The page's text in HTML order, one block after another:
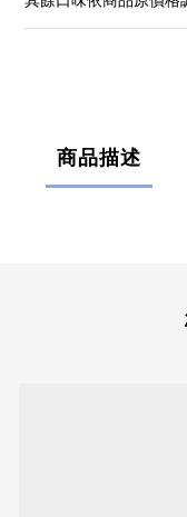
商品描述